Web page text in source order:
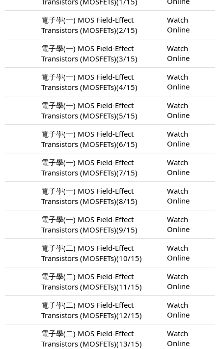
電子學(一) MOS Field-Effect
Transistors (MOSFETs)(2/15)
Watch
Online
電子學(一) MOS Field-Effect
Transistors (MOSFETs)(3/15)
Watch
Online
電子學(一) MOS Field-Effect
Transistors (MOSFETs)(4/15)
Watch
Online
電子學(一) MOS Field-Effect
Transistors (MOSFETs)(5/15)
Watch
Online
電子學(一) MOS Field-Effect
Transistors (MOSFETs)(6/15)
Watch
Online
電子學(一) MOS Field-Effect
Transistors (MOSFETs)(7/15)
Watch
Online
電子學(一) MOS Field-Effect
Transistors (MOSFETs)(8/15)
Watch
Online
電子學(一) MOS Field-Effect
Transistors (MOSFETs)(9/15)
Watch
Online
電子學(二) MOS Field-Effect
Transistors (MOSFETs)(10/15)
Watch
Online
電子學(二) MOS Field-Effect
Transistors (MOSFETs)(11/15)
Watch
Online
電子學(二) MOS Field-Effect
Transistors (MOSFETs)(12/15)
Watch
Online
電子學(二) MOS Field-Effect
Transistors (MOSFETs)(13/15)
Watch
Online